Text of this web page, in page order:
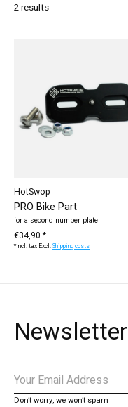
2results
HotSwop
PRO Bike Part
for a second number plate
€34,90 *
*Incl. tax Excl.Shipping costs
Newsletter
Don’t worry, we won’t spam